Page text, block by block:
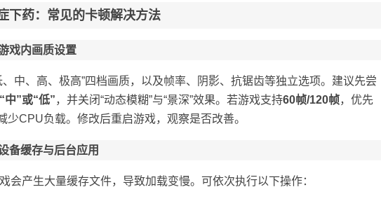
下药：常见的卡顿解决方法
戏内画质设置
、中、高、极高”四档画质，以及帧率、阴影、抗锯齿等独立选项。建议先尝
中”或“低”，并关闭“动态模糊”与“景深”效果。若游戏支持60帧/120帧，优先
少CPU负载。修改后重启游戏，观察是否改善。
备缓存与后台应用
会产生大量缓存文件，导致加载变慢。可依次执行以下操作：